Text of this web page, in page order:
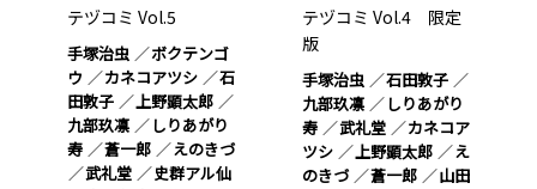
テヅコミ Vol.5
手塚治虫
ボクテンゴ
ウ
カネコアツシ
石
田敦子
上野顕太郎
九部玖凛
しりあがり
寿
蒼一郎
えのきづ
武礼堂
史群アル仙
テヅコミ Vol.4 限定
版
手塚治虫
石田敦子
九部玖凛
しりあがり
寿
武礼堂
カネコア
ツシ
上野顕太郎
え
のきづ
蒼一郎
山田